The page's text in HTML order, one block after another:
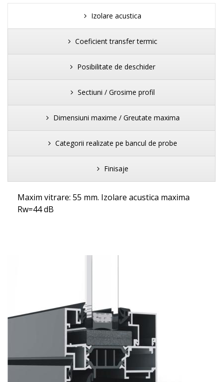
Izolare acustica
Coeficient transfer termic
Posibilitate de deschider
Sectiuni / Grosime profil
Dimensiuni maxime / Greutate maxima
Categorii realizate pe bancul de probe
Finisaje
Maxim vitrare: 55 mm. Izolare acustica maxima
Rw=44 dB